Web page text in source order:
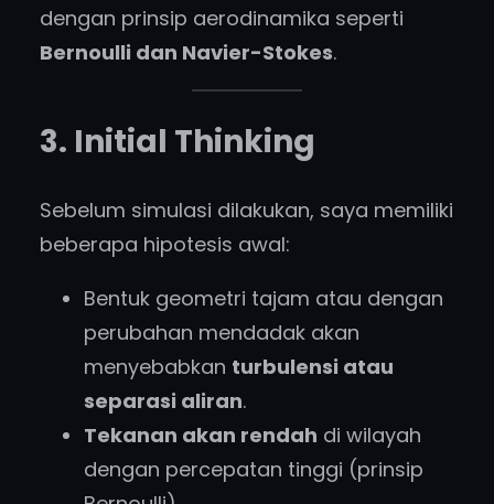
dengan prinsip aerodinamika seperti
Bernoulli dan Navier-Stokes.
3. Initial Thinking
Sebelum simulasi dilakukan, saya memiliki
beberapa hipotesis awal:
Bentuk geometri tajam atau dengan
perubahan mendadak akan
menyebabkan turbulensi atau
separasi aliran.
Tekanan akan rendah di wilayah
dengan percepatan tinggi (prinsip